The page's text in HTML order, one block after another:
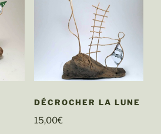
DÉCROCHER LA LUNE
15,00€